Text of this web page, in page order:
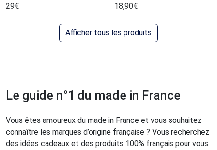
29€
18,90€
Afficher tous les produits
Le guide n°1 du made in France
Vous êtes amoureux du made in France et vous souhaitez
connaître les marques d’origine française ? Vous recherchez
des idées cadeaux et des produits 100% français pour vous